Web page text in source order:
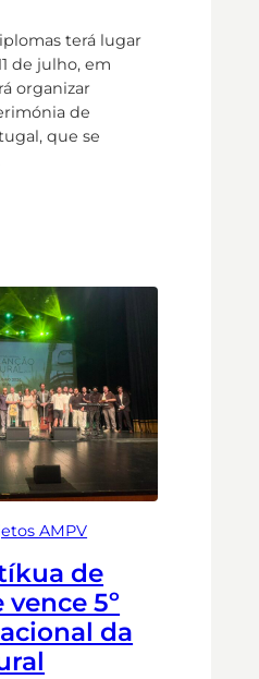
terá lugar
de julho, em
organizar
de
que se
AMPV
de
5º
da